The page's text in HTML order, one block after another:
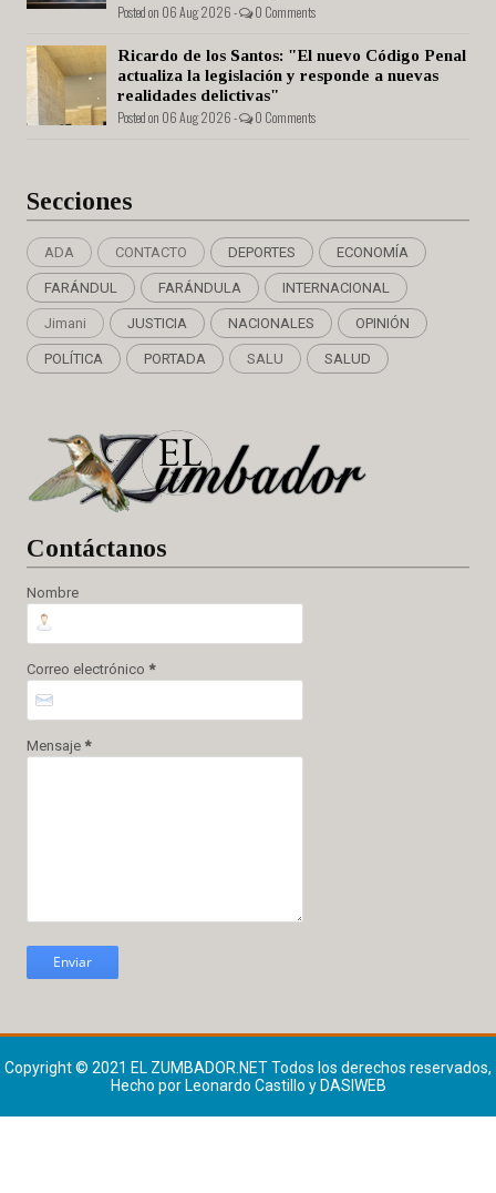
Posted on 06 Aug 2026 - 0 Comments
Ricardo de los Santos: "El nuevo Código Penal
actualiza la legislación y responde a nuevas
realidades delictivas"
Posted on 06 Aug 2026 - 0 Comments
Secciones
ADA CONTACTO DEPORTES ECONOMÍA
FARÁNDUL FARÁNDULA INTERNACIONAL
Jimani JUSTICIA NACIONALES OPINIÓN
POLÍTICA PORTADA SALU SALUD
Contáctanos
Nombre
Correo electrónico *
Mensaje *
Copyright © 2021 EL ZUMBADOR.NETTodos los derechos reservados,
Hecho por Leonardo Castillo y DASIWEB